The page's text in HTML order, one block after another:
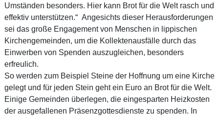
Umständen besonders. Hier kann Brot für die Welt rasch und
effektiv unterstützen.“ Angesichts dieser Herausforderungen
sei das große Engagement von Menschen in lippischen
Kirchengemeinden, um die Kollektenausfälle durch das
Einwerben von Spenden auszugleichen, besonders
erfreulich.
So werden zum Beispiel Steine der Hoffnung um eine Kirche
gelegt und für jeden Stein geht ein Euro an Brot für die Welt.
Einige Gemeinden überlegen, die eingesparten Heizkosten
der ausgefallenen Präsenzgottesdienste zu spenden. In